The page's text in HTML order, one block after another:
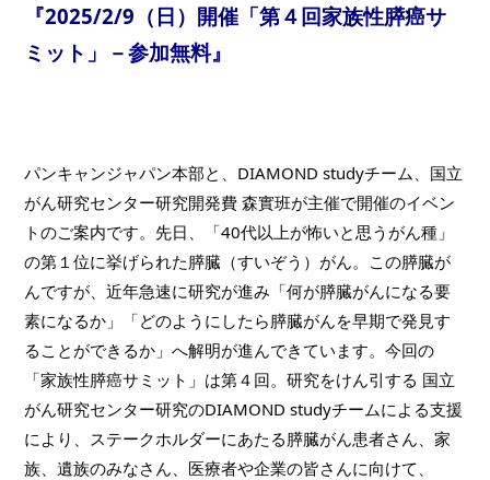
『2025/2/9（日）開催「第４回家族性膵癌サ
ミット」－参加無料』
パンキャンジャパン本部と、DIAMOND studyチーム、国立
がん研究センター研究開発費 森實班が主催で開催のイベン
トのご案内です。先日、「40代以上が怖いと思うがん種」
の第１位に挙げられた膵臓（すいぞう）がん。この膵臓が
んですが、近年急速に研究が進み「何が膵臓がんになる要
素になるか」「どのようにしたら膵臓がんを早期で発見す
ることができるか」へ解明が進んできています。今回の
「家族性膵癌サミット」は第４回。研究をけん引する 国立
がん研究センター研究のDIAMOND studyチームによる支援
により、ステークホルダーにあたる膵臓がん患者さん、家
族、遺族のみなさん、医療者や企業の皆さんに向けて、